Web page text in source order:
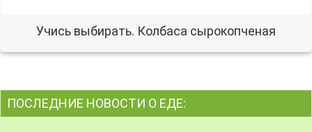
Учись выбирать. Колбаса сырокопченая
ПОСЛЕДНИЕ НОВОСТИ О ЕДЕ: